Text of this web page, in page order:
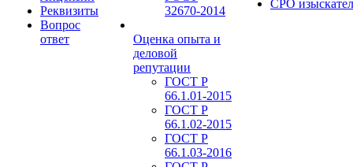
Реквизиты
Вопрос
ответ
32670-2014
Оценка опыта и
деловой
репутации
ГОСТ Р
66.1.01-2015
ГОСТ Р
66.1.02-2015
ГОСТ Р
66.1.03-2016
СРО